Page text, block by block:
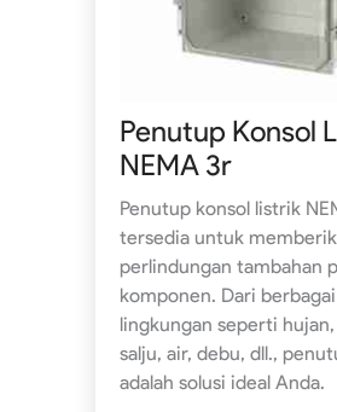
Penutup Konsol
NEMA 3r
Penutup konsol listrik
tersedia untuk
perlindungan tambahan
komponen. Dari
lingkungan seperti
salju, air, debu, dll.,
adalah solusi ideal Anda.